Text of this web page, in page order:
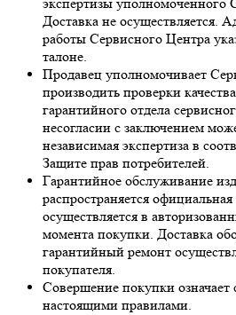
Доставка не осуществляется.
работы Сервисного Центра
талоне.
Продавец уполномочивает
производить проверки
гарантийного отдела
несогласии с заключением
независимая экспертиза в
Защите прав потребителей.
Гарантийное обслуживание
распространяется официальная
осуществляется в
момента покупки. Доставка
гарантийный ремонт
покупателя.
Совершение покупки означает
настоящими правилами.